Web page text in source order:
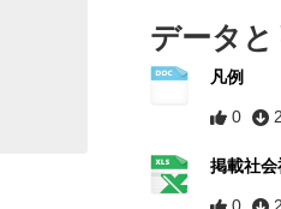
データと
凡例
0
掲載社